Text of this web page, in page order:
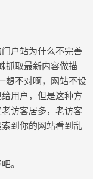
户站为什么不完善
抓取最新内容做描
想不对啊，网站不设
用户，但是这种方
访客居多，老访客
到你的网站看到乱
。